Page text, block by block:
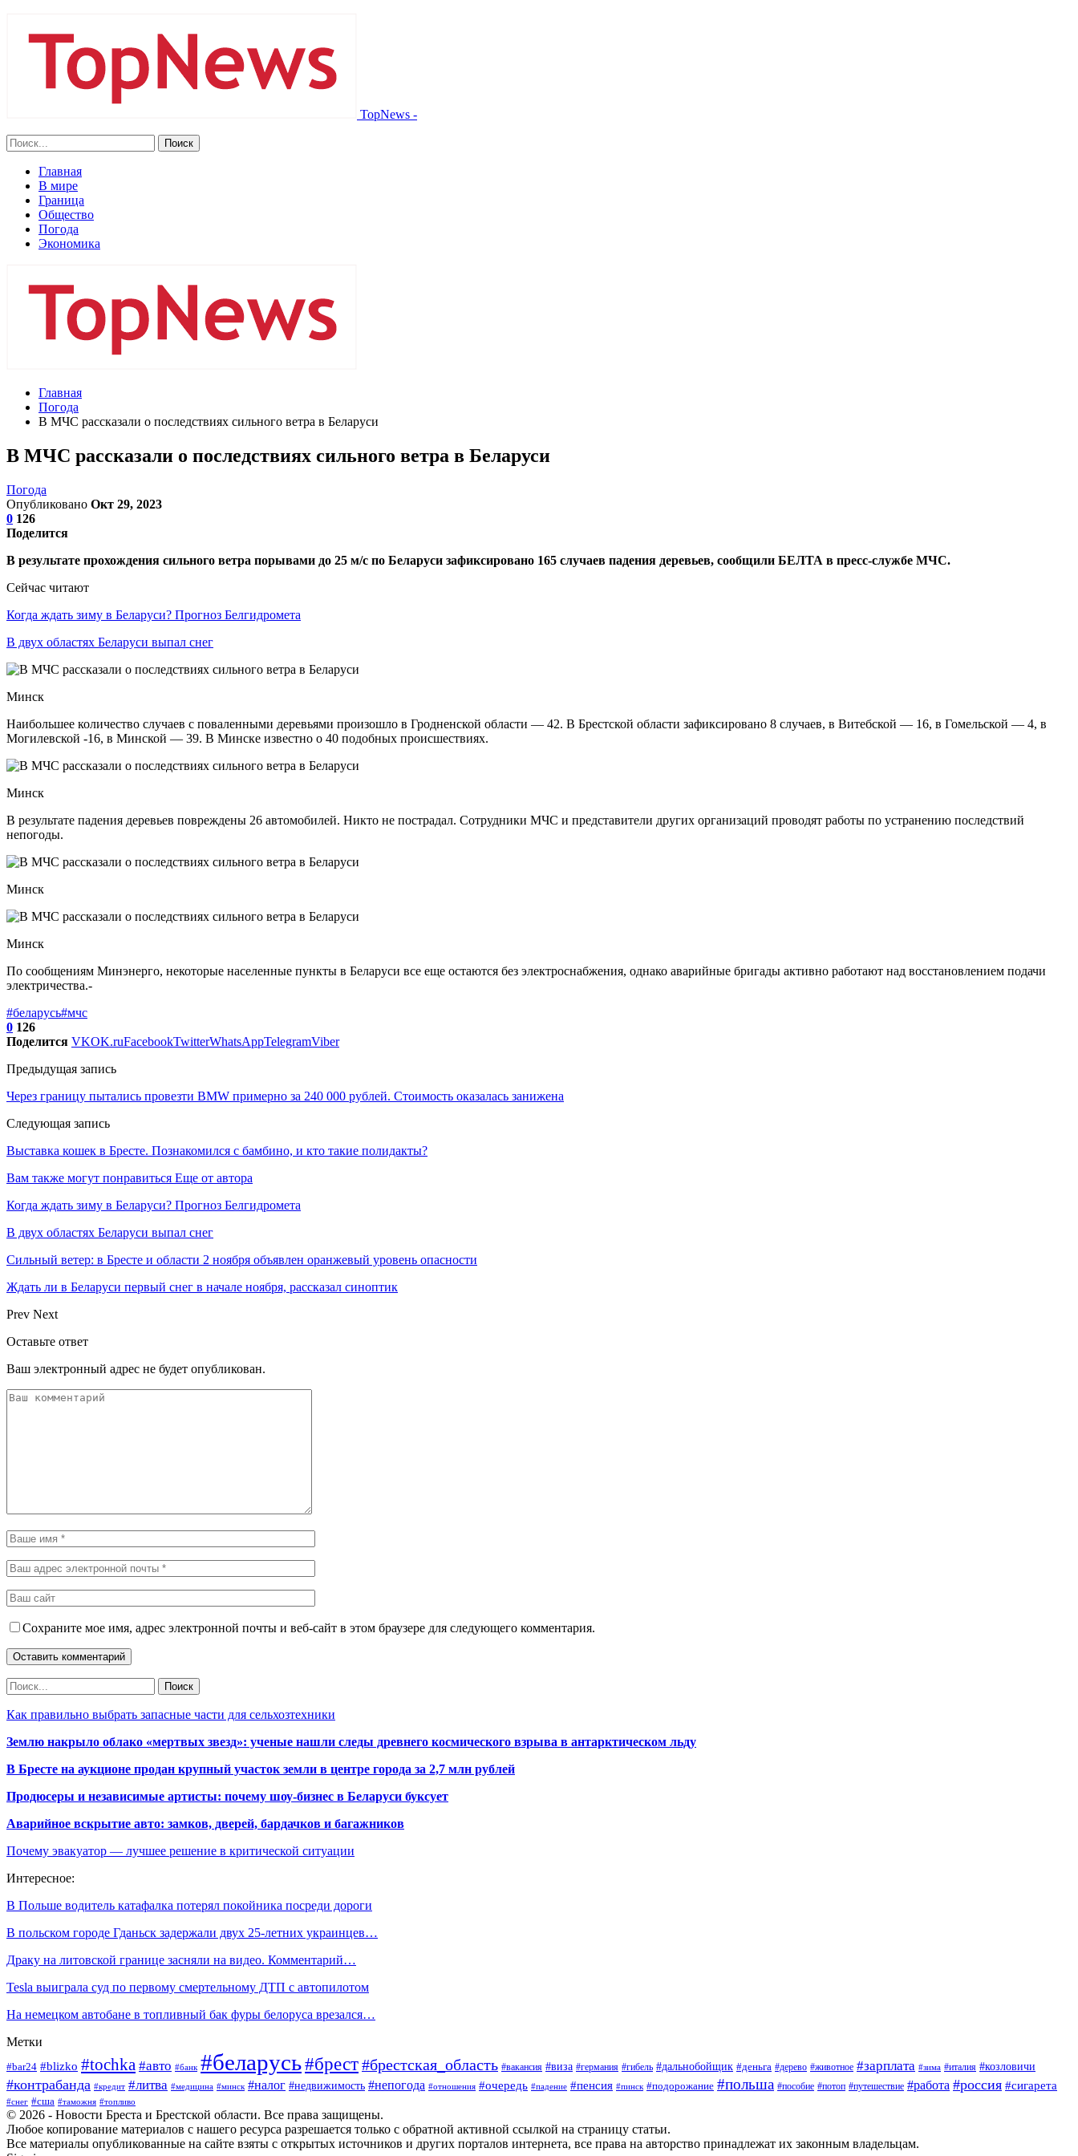
TopNews -
Главная
В мире
Граница
Общество
Погода
Экономика
Главная
Погода
В МЧС рассказали о последствиях сильного ветра в Беларуси
В МЧС рассказали о последствиях сильного ветра в Беларуси
Погода
Опубликовано Окт 29, 2023
0 126
Поделится
В результате прохождения сильного ветра порывами до 25 м/с по Беларуси зафиксировано 165 случаев падения деревьев, сообщили БЕЛТА в пресс-службе МЧС.
Сейчас читают
Когда ждать зиму в Беларуси? Прогноз Белгидромета
В двух областях Беларуси выпал снег
Минск
Наибольшее количество случаев с поваленными деревьями произошло в Гродненской области — 42. В Брестской области зафиксировано 8 случаев, в Витебской — 16, в Гомельской — 4, в
Могилевской -16, в Минской — 39. В Минске известно о 40 подобных происшествиях.
Минск
В результате падения деревьев повреждены 26 автомобилей. Никто не пострадал. Сотрудники МЧС и представители других организаций проводят работы по устранению последствий
непогоды.
Минск
Минск
По сообщениям Минэнерго, некоторые населенные пункты в Беларуси все еще остаются без электроснабжения, однако аварийные бригады активно работают над восстановлением подачи
электричества.-
#беларусь#мчс
0 126
Поделится VKOK.ruFacebookTwitterWhatsAppTelegramViber
Предыдущая запись
Через границу пытались провезти BMW примерно за 240 000 рублей. Стоимость оказалась занижена
Следующая запись
Выставка кошек в Бресте. Познакомился с бамбино, и кто такие полидакты?
Вам также могут понравиться Еще от автора
Когда ждать зиму в Беларуси? Прогноз Белгидромета
В двух областях Беларуси выпал снег
Сильный ветер: в Бресте и области 2 ноября объявлен оранжевый уровень опасности
Ждать ли в Беларуси первый снег в начале ноября, рассказал синоптик
Prev Next
Оставьте ответ
Ваш электронный адрес не будет опубликован.
Сохраните мое имя, адрес электронной почты и веб-сайт в этом браузере для следующего комментария.
Как правильно выбрать запасные части для сельхозтехники
Землю накрыло облако «мертвых звезд»: ученые нашли следы древнего космического взрыва в антарктическом льду
В Бресте на аукционе продан крупный участок земли в центре города за 2,7 млн рублей
Продюсеры и независимые артисты: почему шоу-бизнес в Беларуси буксует
Аварийное вскрытие авто: замков, дверей, бардачков и багажников
Почему эвакуатор — лучшее решение в критической ситуации
Интересное:
В Польше водитель катафалка потерял покойника посреди дороги
В польском городе Гданьск задержали двух 25-летних украинцев…
Драку на литовской границе засняли на видео. Комментарий…
Tesla выиграла суд по первому смертельному ДТП с автопилотом
На немецком автобане в топливный бак фуры белоруса врезался…
Метки
#bar24 #blizko #tochka #авто #банк #беларусь#брест#брестская_область #вакансия #виза #германия #гибель #дальнобойщик #деньга #дерево #животное #зарплата #зима #италия #козловичи
#контрабанда #кредит #литва #медицина #минск #налог #недвижимость #непогода #отношения #очередь #падение #пенсия #пинск #подорожание #польша #пособие #потоп #путешествие #работа #россия #сигарета
#снег #сша #таможня #топливо
© 2026 - Новости Бреста и Брестской области. Все права защищены.
Любое копирование материалов с нашего ресурса разрешается только с обратной активной ссылкой на страницу статьи.
Все материалы опубликованные на сайте взяты с открытых источников и других порталов интернета, все права на авторство принадлежат их законным владельцам.